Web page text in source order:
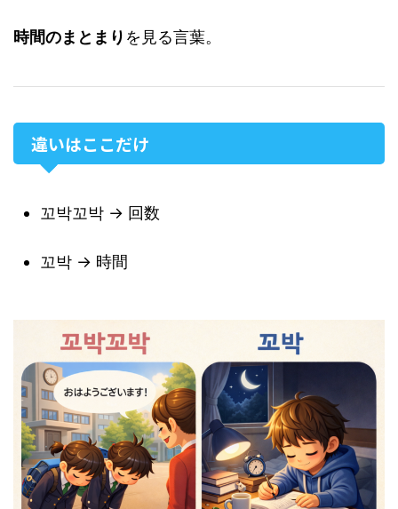
時間のまとまり を見る言葉。
違いはここだけ
꼬박꼬박 → 回数
꼬박 → 時間